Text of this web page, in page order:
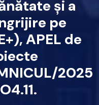
și a
pe
APEL de
2025